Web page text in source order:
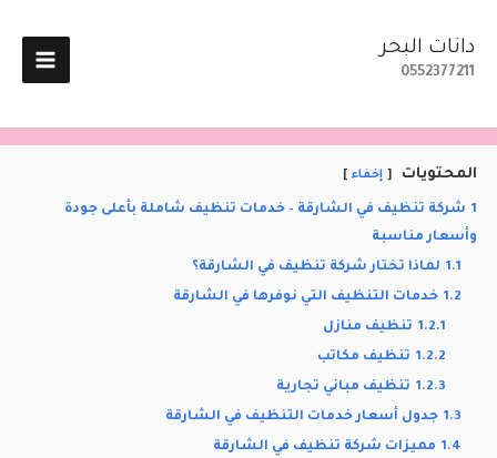
المحتوى
دانات البحر
0552377211
المحتويات إخفاء
1 شركة تنظيف في الشارقة – خدمات تنظيف شاملة بأعلى جودة
وأسعار مناسبة
1.1 لماذا تختار شركة تنظيف في الشارقة؟
1.2 خدمات التنظيف التي نوفرها في الشارقة
1.2.1 تنظيف منازل
1.2.2 تنظيف مكاتب
1.2.3 تنظيف مباني تجارية
1.3 جدول أسعار خدمات التنظيف في الشارقة
1.4 مميزات شركة تنظيف في الشارقة